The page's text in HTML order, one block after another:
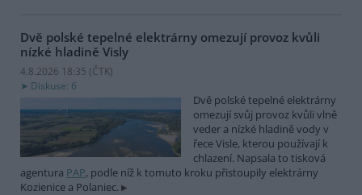
Dvě polské tepelné elektrárny omezují provoz kvůli
nízké hladině Visly
4.8.2026 18:35 (ČTK)
Diskuse: 6
Dvě polské tepelné elektrárny
omezují svůj provoz kvůli vlně
veder a nízké hladině vody v
řece Visle, kterou používají k
chlazení. Napsala to tisková
agentura PAP, podle níž k tomuto kroku přistoupily elektrárny
Kozienice a Polaniec.